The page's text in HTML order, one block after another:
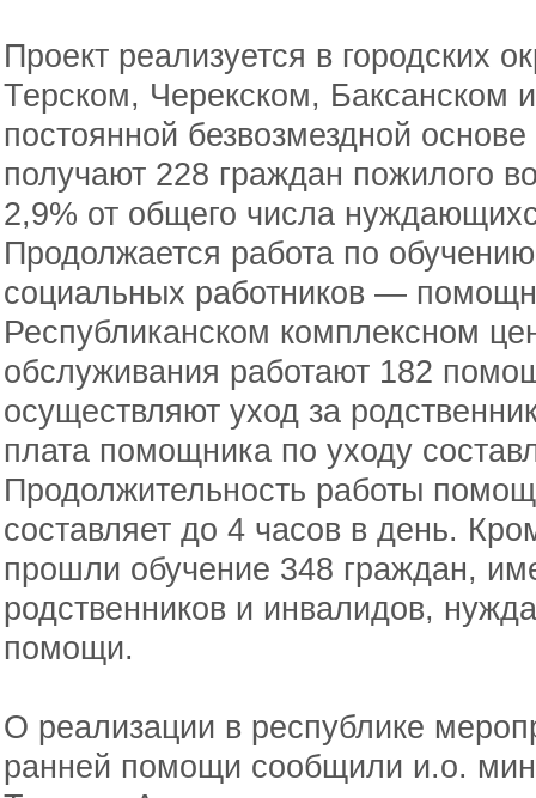
Проект реализуется в городских
Терском, Черекском, Баксанском
постоянной безвозмездной
получают 228 граждан пожилого
2,9% от общего числа
Продолжается работа по
социальных работников —
Республиканском комплексном
обслуживания работают 182
осуществляют уход за
плата помощника по уходу
Продолжительность работы
составляет до 4 часов в день.
прошли обучение 348 граждан,
родственников и инвалидов,
помощи.
О реализации в республике
ранней помощи сообщили и.о.